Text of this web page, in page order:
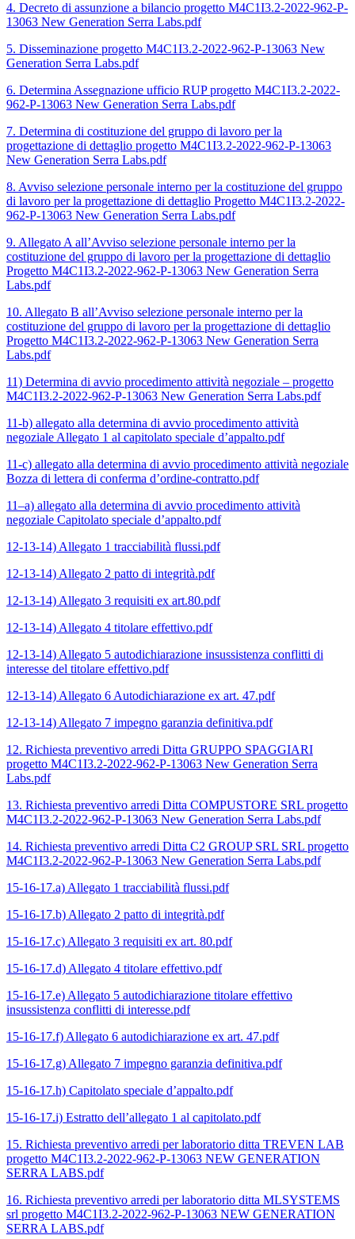
4. Decreto di assunzione a bilancio progetto M4C1I3.2-2022-962-P-
13063 New Generation Serra Labs.pdf
5. Disseminazione progetto M4C1I3.2-2022-962-P-13063 New
Generation Serra Labs.pdf
6. Determina Assegnazione ufficio RUP progetto M4C1I3.2-2022-
962-P-13063 New Generation Serra Labs.pdf
7. Determina di costituzione del gruppo di lavoro per la
progettazione di dettaglio progetto M4C1I3.2-2022-962-P-13063
New Generation Serra Labs.pdf
8. Avviso selezione personale interno per la costituzione del gruppo
di lavoro per la progettazione di dettaglio Progetto M4C1I3.2-2022-
962-P-13063 New Generation Serra Labs.pdf
9. Allegato A all’Avviso selezione personale interno per la
costituzione del gruppo di lavoro per la progettazione di dettaglio
Progetto M4C1I3.2-2022-962-P-13063 New Generation Serra
Labs.pdf
10. Allegato B all’Avviso selezione personale interno per la
costituzione del gruppo di lavoro per la progettazione di dettaglio
Progetto M4C1I3.2-2022-962-P-13063 New Generation Serra
Labs.pdf
11) Determina di avvio procedimento attività negoziale – progetto
M4C1I3.2-2022-962-P-13063 New Generation Serra Labs.pdf
11-b) allegato alla determina di avvio procedimento attività
negoziale Allegato 1 al capitolato speciale d’appalto.pdf
11-c) allegato alla determina di avvio procedimento attività negoziale
Bozza di lettera di conferma d’ordine-contratto.pdf
11–a) allegato alla determina di avvio procedimento attività
negoziale Capitolato speciale d’appalto.pdf
12-13-14) Allegato 1 tracciabilità flussi.pdf
12-13-14) Allegato 2 patto di integrità.pdf
12-13-14) Allegato 3 requisiti ex art.80.pdf
12-13-14) Allegato 4 titolare effettivo.pdf
12-13-14) Allegato 5 autodichiarazione insussistenza conflitti di
interesse del titolare effettivo.pdf
12-13-14) Allegato 6 Autodichiarazione ex art. 47.pdf
12-13-14) Allegato 7 impegno garanzia definitiva.pdf
12. Richiesta preventivo arredi Ditta GRUPPO SPAGGIARI
progetto M4C1I3.2-2022-962-P-13063 New Generation Serra
Labs.pdf
13. Richiesta preventivo arredi Ditta COMPUSTORE SRL progetto
M4C1I3.2-2022-962-P-13063 New Generation Serra Labs.pdf
14. Richiesta preventivo arredi Ditta C2 GROUP SRL SRL progetto
M4C1I3.2-2022-962-P-13063 New Generation Serra Labs.pdf
15-16-17.a) Allegato 1 tracciabilità flussi.pdf
15-16-17.b) Allegato 2 patto di integrità.pdf
15-16-17.c) Allegato 3 requisiti ex art. 80.pdf
15-16-17.d) Allegato 4 titolare effettivo.pdf
15-16-17.e) Allegato 5 autodichiarazione titolare effettivo
insussistenza conflitti di interesse.pdf
15-16-17.f) Allegato 6 autodichiarazione ex art. 47.pdf
15-16-17.g) Allegato 7 impegno garanzia definitiva.pdf
15-16-17.h) Capitolato speciale d’appalto.pdf
15-16-17.i) Estratto dell’allegato 1 al capitolato.pdf
15. Richiesta preventivo arredi per laboratorio ditta TREVEN LAB
progetto M4C1I3.2-2022-962-P-13063 NEW GENERATION
SERRA LABS.pdf
16. Richiesta preventivo arredi per laboratorio ditta MLSYSTEMS
srl progetto M4C1I3.2-2022-962-P-13063 NEW GENERATION
SERRA LABS.pdf